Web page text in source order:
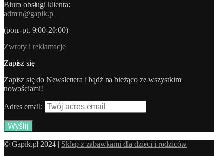
Biuro obsługi klienta:
admin@gapik.pl
(pon.-pt. 9:00-20:00)
Zwroty i reklamacje
Zapisz się
Zapisz się do Newslettera i bądź na bieżąco ze wszystkimi
nowościami!
Adres email:
© Gapik.pl 2024 | Sklep z zabawkami dla dzieci i rodziców